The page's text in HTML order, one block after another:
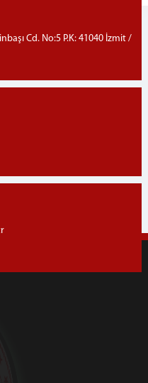
Cd. No:5 P.K: 41040 İzmit /